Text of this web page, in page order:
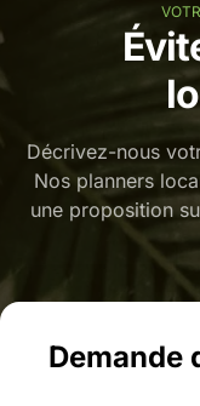
Décrivez-nous
Nos planners
une proposition
Demande